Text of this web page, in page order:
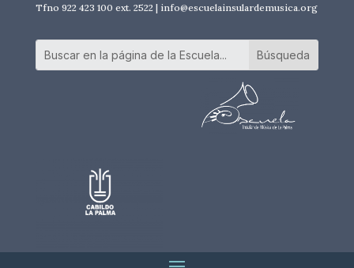
Tfno 922 423 100 ext. 2522 | info@escuelainsulardemusica.org